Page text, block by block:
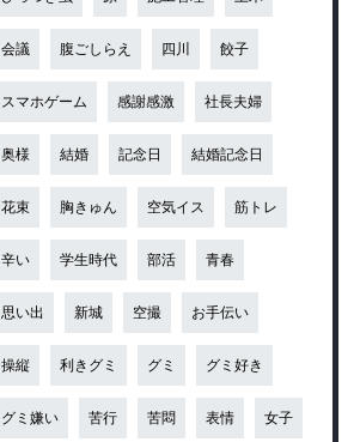
会議 腹ごしらえ 四川 餃子
スマホゲーム 感謝感激 社長夫婦
奥様 結婚 記念日 結婚記念日
花束 胸きゅん 空気イス 筋トレ
辛い 学生時代 部活 青春
思い出 新城 空撮 お手伝い
操縦 利きグミ グミ グミ好き
グミ嫌い 苦行 苦悶 表情 女子